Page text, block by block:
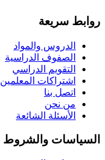
روابط سريعة
الدروس والمواد
الصفوف الدراسية
التقويم الدراسي
اشتراكات المعلمين
اتصل بنا
من نحن
الأسئلة الشائعة
السياسات والشروط